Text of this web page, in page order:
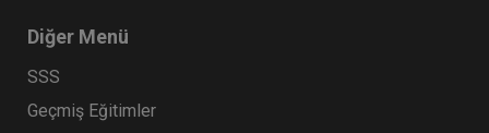
Diğer Menü
SSS
Geçmiş Eğitimler